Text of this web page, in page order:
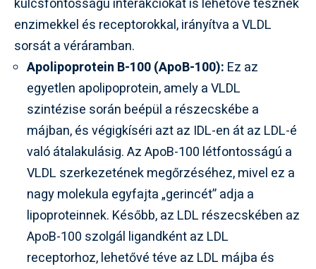
kulcsfontosságú interakciókat is lehetővé tesznek
enzimekkel és receptorokkal, irányítva a VLDL
sorsát a véráramban.
Apolipoprotein B-100 (ApoB-100): Ez az
egyetlen apolipoprotein, amely a VLDL
szintézise során beépül a részecskébe a
májban, és végigkíséri azt az IDL-en át az LDL-é
való átalakulásig. Az ApoB-100 létfontosságú a
VLDL szerkezetének megőrzéséhez, mivel ez a
nagy molekula egyfajta „gerincét” adja a
lipoproteinnek. Később, az LDL részecskében az
ApoB-100 szolgál ligandként az LDL
receptorhoz, lehetővé téve az LDL májba és